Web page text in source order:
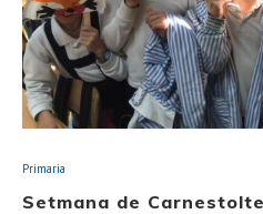
Primaria
Setmana de